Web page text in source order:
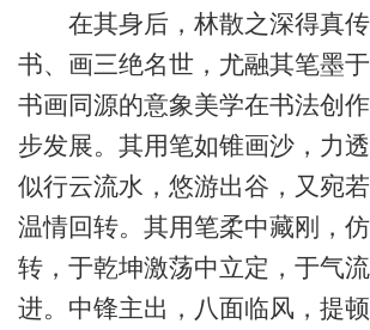
在其身后，林散之深得真传
书、画三绝名世，尤融其笔墨
书画同源的意象美学在书法创
步发展。其用笔如锥画沙，力
似行云流水，悠游出谷，又宛若
温情回转。其用笔柔中藏刚，
转，于乾坤激荡中立定，于气
进。中锋主出，八面临风，提